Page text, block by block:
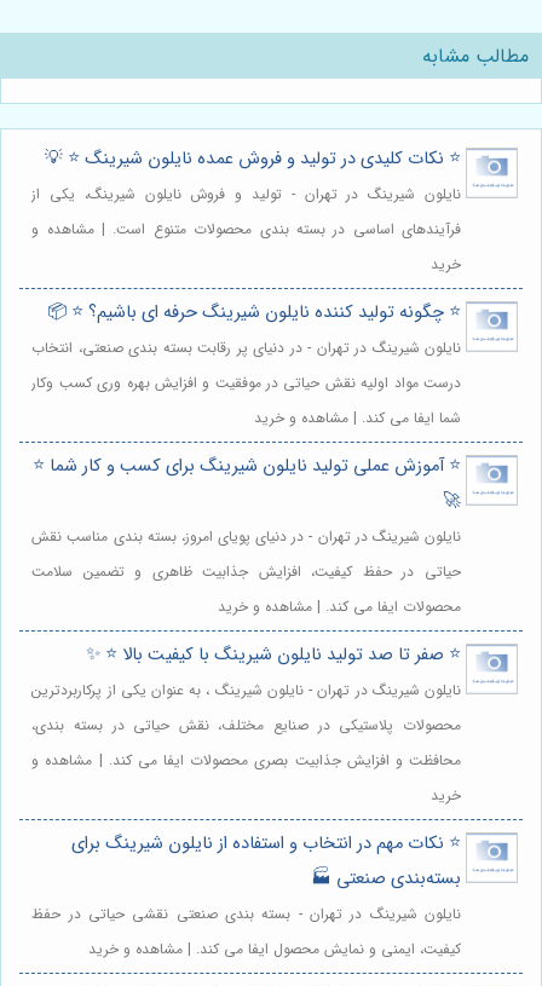
مطالب مشابه
⭐️ نکات کلیدی در تولید و فروش عمده نایلون شیرینگ ⭐️ 💡
نایلون شیرینگ در تهران - تولید و فروش نایلون شیرینگ، یکی از
فرآیندهای اساسی در بسته بندی محصولات متنوع است. | مشاهده و
خرید
⭐️ چگونه تولید کننده نایلون شیرینگ حرفه ای باشیم؟ ⭐️ 📦
نایلون شیرینگ در تهران - در دنیای پر رقابت بسته بندی صنعتی، انتخاب
درست مواد اولیه نقش حیاتی در موفقیت و افزایش بهره وری کسب وکار
شما ایفا می کند. | مشاهده و خرید
⭐️ آموزش عملی تولید نایلون شیرینگ برای کسب و کار شما ⭐️
🚀
نایلون شیرینگ در تهران - در دنیای پویای امروز، بسته بندی مناسب نقش
حیاتی در حفظ کیفیت، افزایش جذابیت ظاهری و تضمین سلامت
محصولات ایفا می کند. | مشاهده و خرید
⭐️ صفر تا صد تولید نایلون شیرینگ با کیفیت بالا ⭐️ ✨
نایلون شیرینگ در تهران - نایلون شیرینگ ، به عنوان یکی از پرکاربردترین
محصولات پلاستیکی در صنایع مختلف، نقش حیاتی در بسته بندی،
محافظت و افزایش جذابیت بصری محصولات ایفا می کند. | مشاهده و
خرید
⭐️ نکات مهم در انتخاب و استفاده از نایلون شیرینگ برای
بسته‌بندی صنعتی 🏭
نایلون شیرینگ در تهران - بسته بندی صنعتی نقشی حیاتی در حفظ
کیفیت، ایمنی و نمایش محصول ایفا می کند. | مشاهده و خرید